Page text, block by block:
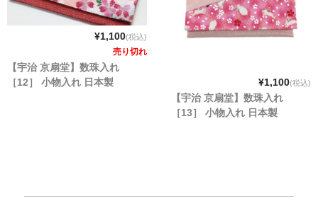
¥1,100(税込)
売り切れ
【宇治 京扇堂】数珠入れ
［12］ 小物入れ 日本製
¥1,100(税込)
【宇治 京扇堂】数珠入れ
［13］ 小物入れ 日本製